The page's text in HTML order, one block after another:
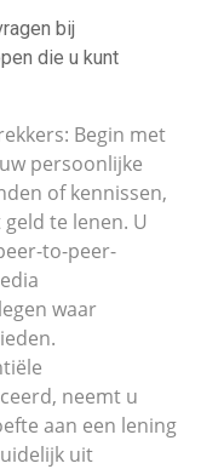
bij
die u kunt
Begin met
persoonlijke
of kennissen,
te lenen. U
to-peer-
waar
neemt u
aan een lening
uit